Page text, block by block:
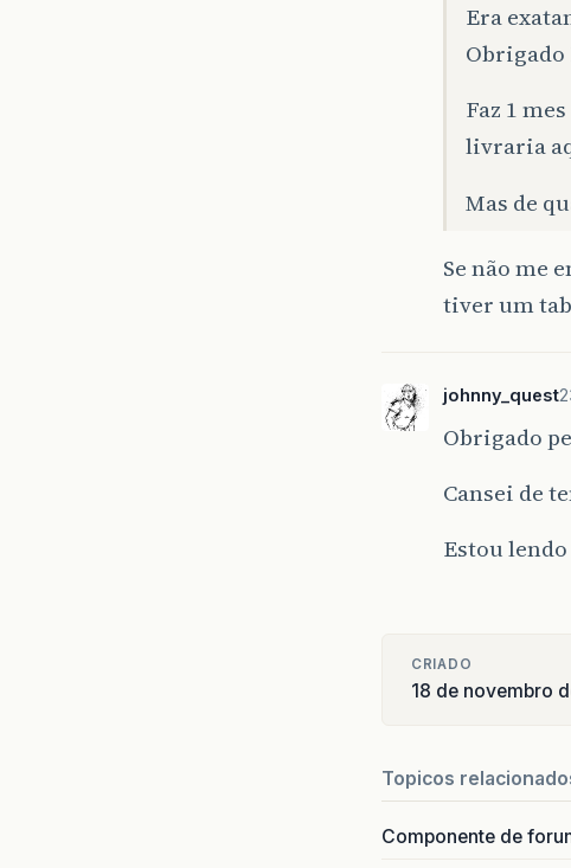
Era
Faz 1
livraria
Mas de
Se não me
tiver um
johnny_quest
Obrigado
Cansei de
Estou
CRIADO
18 de novembro
Topicos
Componente de